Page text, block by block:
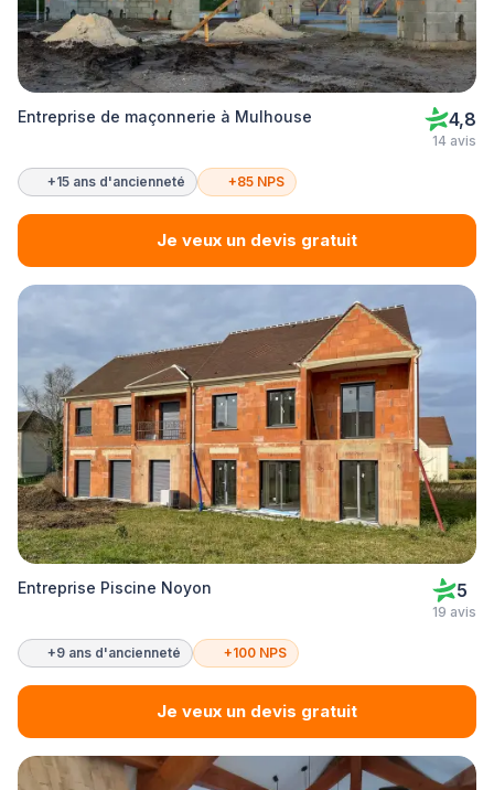
Entreprise de maçonnerie à Mulhouse 4,8
14 avis
+15 ans d'ancienneté +85 NPS
Je veux un devis gratuit
Entreprise Piscine Noyon 5
19 avis
+9 ans d'ancienneté +100 NPS
Je veux un devis gratuit